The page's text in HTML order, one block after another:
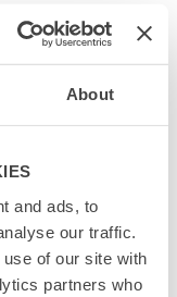
About
and ads, to
our traffic.
of our site with
partners who